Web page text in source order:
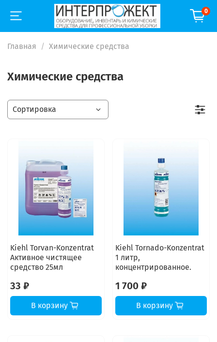
0
Главная Химические средства
Химические средства
Kiehl Torvan-Konzentrat
Активное чистящее
средство 25мл
33 ₽
В корзину
Kiehl Tornado-Konzentrat
1 литр,
концентрированное.
1 700 ₽
В корзину